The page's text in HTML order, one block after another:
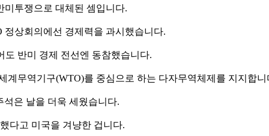
미투쟁으로 대체된 셈입니다.
상회의에선 경제력을 과시했습니다.
도 반미 경제 전선엔 동참했습니다.
계무역기구(WTO)를 중심으로 하는 다자무역체제를 지지합니
은 날을 더욱 세웠습니다.
다고 미국을 겨냥한 겁니다.